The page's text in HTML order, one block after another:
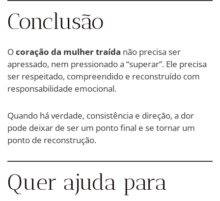
Conclusão
Ocoração da mulher traída não precisa ser
apressado, nem pressionado a “superar”. Ele precisa
ser respeitado, compreendido e reconstruído com
responsabilidade emocional.
Quando há verdade, consistência e direção, a dor
pode deixar de ser um ponto final e se tornar um
ponto de reconstrução.
Quer ajuda para